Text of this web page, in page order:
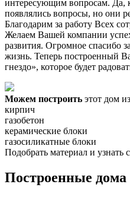
интересующим вопросам. Да,
появлялись вопросы, но они
Благодарим за работу Всех
Желаем Вашей компании
развития. Огромное спасибо
жизнь. Теперь построенный
гнездо», которое будет
Можем построить этот дом
кирпич
газобетон
керамические блоки
газосиликатные блоки
Подобрать материал и узнать
Построенные дома